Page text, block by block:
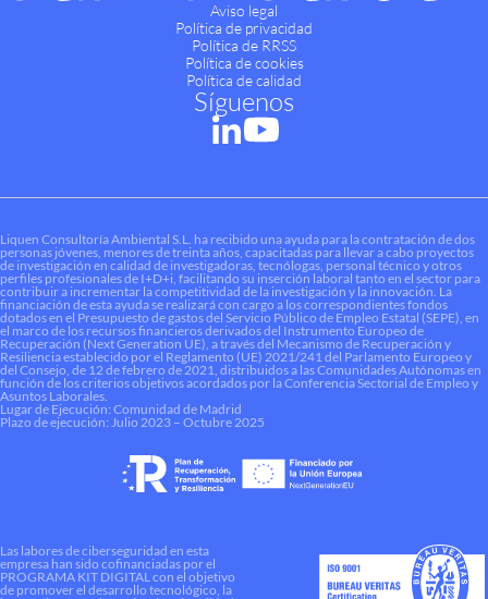
Aviso legal
Política de privacidad
Política de RRSS
Política de cookies
Política de calidad
Síguenos
Liquen Consultoría Ambiental S.L. ha recibido una ayuda para la contratación de dos
personas jóvenes, menores de treinta años, capacitadas para llevar a cabo proyectos
de investigación en calidad de investigadoras, tecnólogas, personal técnico y otros
perfiles profesionales de I+D+i, facilitando su inserción laboral tanto en el sector para
contribuir a incrementar la competitividad de la investigación y la innovación. La
financiación de esta ayuda se realizará con cargo a los correspondientes fondos
dotados en el Presupuesto de gastos del Servicio Público de Empleo Estatal (SEPE), en
el marco de los recursos financieros derivados del Instrumento Europeo de
Recuperación (Next Generation UE), a través del Mecanismo de Recuperación y
Resiliencia establecido por el Reglamento (UE) 2021/241 del Parlamento Europeo y
del Consejo, de 12 de febrero de 2021, distribuidos a las Comunidades Autónomas en
función de los criterios objetivos acordados por la Conferencia Sectorial de Empleo y
Asuntos Laborales.
Lugar de Ejecución: Comunidad de Madrid
Plazo de ejecución: Julio 2023 – Octubre 2025
Las labores de ciberseguridad en esta
empresa han sido cofinanciadas por el
PROGRAMA KIT DIGITAL con el objetivo
de promover el desarrollo tecnológico, la